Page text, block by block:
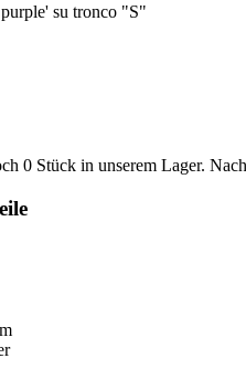
su tronco "S"
0 Stück in unserem Lager.